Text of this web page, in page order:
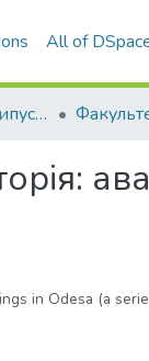
All of
01. Кваліфікаційні випускні роботи здобувачів вищої освіти
in Odesa (a